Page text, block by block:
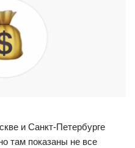
и Санкт-Петербурге
там показаны не все